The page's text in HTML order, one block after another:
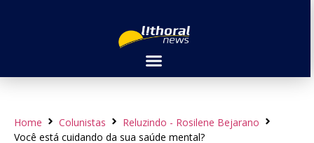
Home Colunistas
Reluzindo - Rosilene Bejarano
Você está cuidando da sua saúde mental?